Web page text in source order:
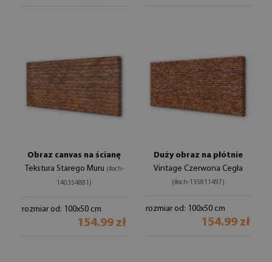
Obraz canvas na ścianę
Tekstura Starego Muru (#och-
140354881)
rozmiar od: 100x50 cm
154.99 zł
Duży obraz na płótnie
Vintage Czerwona Cegła
(#och-135811497)
rozmiar od: 100x50 cm
154.99 zł